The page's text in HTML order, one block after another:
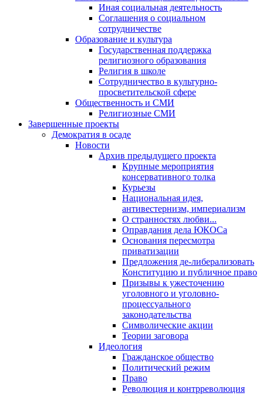
Иная социальная деятельность
Соглашения о социальном
сотрудничестве
Образование и культура
Государственная поддержка
религиозного образования
Религия в школе
Сотрудничество в культурно-
просветительской сфере
Общественность и СМИ
Религиозные СМИ
Завершенные проекты
Демократия в осаде
Новости
Архив предыдущего проекта
Крупные мероприятия
консервативного толка
Курьезы
Национальная идея,
антивестернизм, империализм
О странностях любви...
Оправдания дела ЮКОСа
Основания пересмотра
приватизации
Предложения де-либерализовать
Конституцию и публичное право
Призывы к ужесточению
уголовного и уголовно-
процессуального
законодательства
Символические акции
Теории заговора
Идеология
Гражданское общество
Политический режим
Право
Революция и контрреволюция